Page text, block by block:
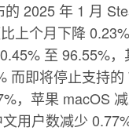
的 2025 年 1 月
上个月下降 0.23%
至 96.55%，
而即将停止支持
，苹果 macOS
用户数减少